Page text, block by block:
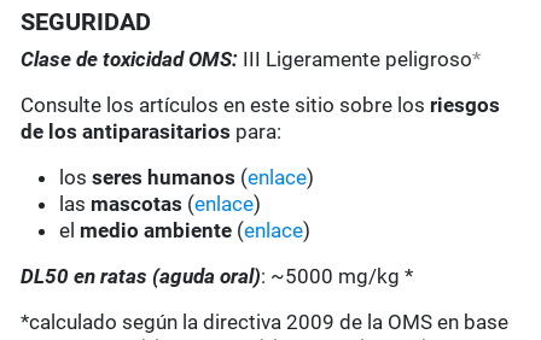
SEGURIDAD
Clase de toxicidad OMS: III Ligeramente peligroso*
Consulte los artículos en este sitio sobre los riesgos
de los antiparasitarios para:
losseres humanos (enlace)
las mascotas (enlace)
el medio ambiente (enlace)
DL50 en ratas (aguda oral): ~5000 mg/kg *
*calculado según la directiva 2009 de la OMS en base